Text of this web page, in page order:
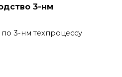
3-нм
3-нм техпроцессу